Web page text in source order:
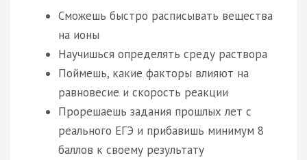
Сможешь быстро расписывать вещества
на ионы
Научишься определять среду раствора
Поймешь, какие факторы влияют на
равновесие и скорость реакции
Прорешаешь задания прошлых лет с
реального ЕГЭ и прибавишь минимум 8
баллов к своему результату